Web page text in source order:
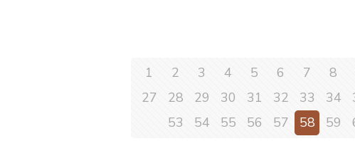
1 2 3 4 5 6 7 8
27
28 29 30 31 32 33 34
53
54 55 56 57 58 59